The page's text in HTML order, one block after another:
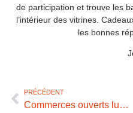
de participation et trouve les
l’intérieur des vitrines.
les bonnes
PRÉCÉDENT
Commerces ouverts lundis et dimanches de décembre